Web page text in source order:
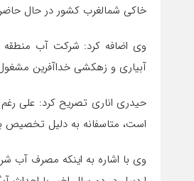
خاکی شمالغرب کشور در حال
آبیاری و زهکشی خداآفرین
حیدری اناری تصریح کرد: علی
است، متاسفانه به دلیل تخصیص
وی با اشاره به اینکه مصرف آب